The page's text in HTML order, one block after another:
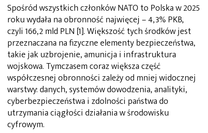
Spośród wszystkich członków NATO to Polska w 2025
roku wydała na obronność najwięcej – 4,3% PKB,
czyli 166,2 mld PLN [1]. Większość tych środków jest
przeznaczana na fizyczne elementy bezpieczeństwa,
takie jak uzbrojenie, amunicja i infrastruktura
wojskowa. Tymczasem coraz większa część
współczesnej obronności zależy od mniej widocznej
warstwy: danych, systemów dowodzenia, analityki,
cyberbezpieczeństwa i zdolności państwa do
utrzymania ciągłości działania w środowisku
cyfrowym.